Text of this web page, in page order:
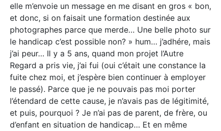
elle m’envoie un message en me disant en gros « bon,
et donc, si on faisait une formation destinée aux
photographes parce que merde… Une belle photo sur
le handicap c’est possible non? » hum… j’adhére, mais
j’ai peur… Il y a 5 ans, quand mon projet l’Autre
Regard a pris vie, j’ai fui (oui c’était une constance la
fuite chez moi, et j’espère bien continuer à employer
le passé). Parce que je ne pouvais pas moi porter
l’étendard de cette cause, je n’avais pas de légitimité,
et puis, pourquoi ? Je n’ai pas de parent, de frère, ou
d’enfant en situation de handicap… Et en même